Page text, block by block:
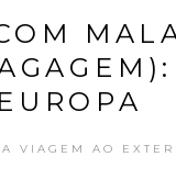
EUROPA
VIAGEM AO